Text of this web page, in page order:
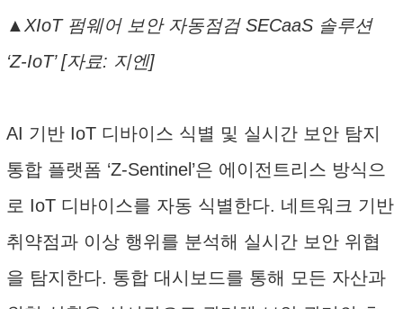
▲XIoT 펌웨어 보안 자동점검 SECaaS 솔루션
‘Z-IoT’ [자료: 지엔]
AI 기반 IoT 디바이스 식별 및 실시간 보안 탐지
통합 플랫폼 ‘Z-Sentinel’은 에이전트리스 방식으
로 IoT 디바이스를 자동 식별한다. 네트워크 기반
취약점과 이상 행위를 분석해 실시간 보안 위협
을 탐지한다. 통합 대시보드를 통해 모든 자산과